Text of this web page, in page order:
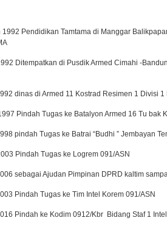
1992 Pendidikan Tamtama di Manggar
Ditempatkan di Pusdik Armed Cimahi -
dinas di Armed 11 Kostrad Resimen 1 Divisi
Pindah Tugas ke Batalyon Armed 16 Tu bak
pindah Tugas ke Batrai “Budhi ” Jembayan
Pindah Tugas ke Logrem 091/ASN
sebagai Ajudan Pimpinan DPRD kaltim
Pindah Tugas ke Tim Intel Korem 091/ASN
Pindah ke Kodim 0912/Kbr Bidang Staf 1